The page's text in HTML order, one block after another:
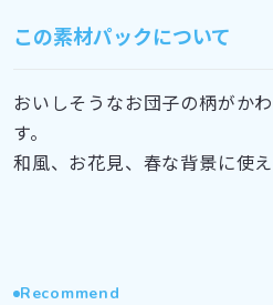
この素材パックについて
おいしそうなお団子の柄がか
す。
和風、お花見、春な背景に使え
Recommend